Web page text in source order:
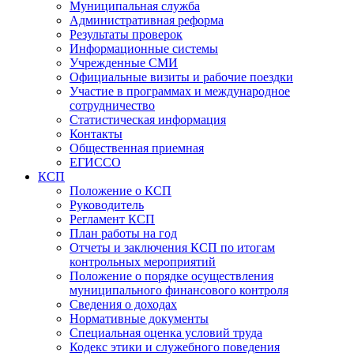
Муниципальная служба
Административная реформа
Результаты проверок
Информационные системы
Учрежденные СМИ
Официальные визиты и рабочие поездки
Участие в программах и международное
сотрудничество
Статистическая информация
Контакты
Общественная приемная
ЕГИССО
КСП
Положение о КСП
Руководитель
Регламент КСП
План работы на год
Отчеты и заключения КСП по итогам
контрольных мероприятий
Положение о порядке осуществления
муниципального финансового контроля
Сведения о доходах
Нормативные документы
Специальная оценка условий труда
Кодекс этики и служебного поведения